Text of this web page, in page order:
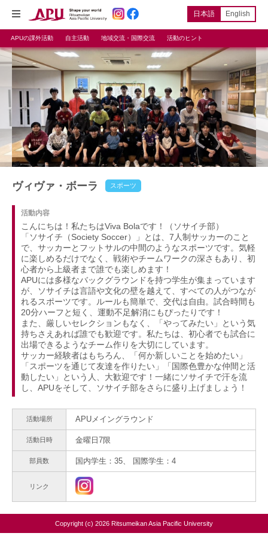
日本語 English
APUの課外活動 自主活動 地域交流・国際交流 活動のヒント
ヴィヴァ・ボーラ スポーツ
活動内容
こんにちは！私たちはViva Bolaです！（ソサイチ部）
「ソサイチ（Society Soccer）」とは、7人制サッカーのこと
で、サッカーとフットサルの中間のようなスポーツです。気軽
に楽しめるだけでなく、戦術やチームワークの深さもあり、初
心者から上級者まで誰でも楽しめます！
APUには多様なバックグラウンドを持つ学生が集まっています
が、ソサイチは言語や文化の壁を越えて、すべての人がつなが
れるスポーツです。ルールも簡単で、交代は自由。試合時間も
20分ハーフと短く、運動不足解消にもぴったりです！
また、厳しいセレクションもなく、「やってみたい」という気
持ちさえあれば誰でも歓迎です。私たちは、初心者でも試合に
出場できるようなチーム作りを大切にしています。
サッカー経験者はもちろん、「何か新しいことを始めたい」
「スポーツを通じて友達を作りたい」「国際色豊かな仲間と活
動したい」という人、大歓迎です！一緒にソサイチで汗を流
し、APUをそして、ソサイチ部をさらに盛り上げましょう！
活動場所 APUメイングラウンド
活動日時 金曜日7限
部員数 国内学生：35、 国際学生：4
リンク
Copyright (c) 2026 Ritsumeikan Asia Pacific University